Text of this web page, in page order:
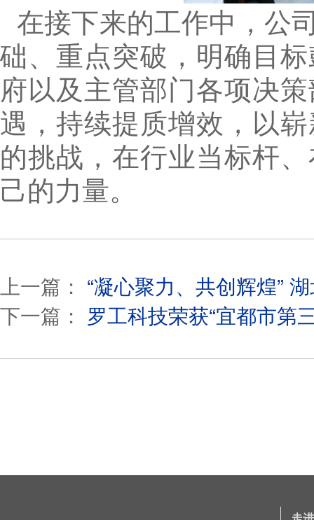
在接下来的工作中，公
础、重点突破，明确目
府以及主管部门各项决
遇，持续提质增效，以
的挑战，在行业当标杆
己的力量。
上一篇： “凝心聚力、共创辉煌”
下一篇： 罗工科技荣获“宜都市第